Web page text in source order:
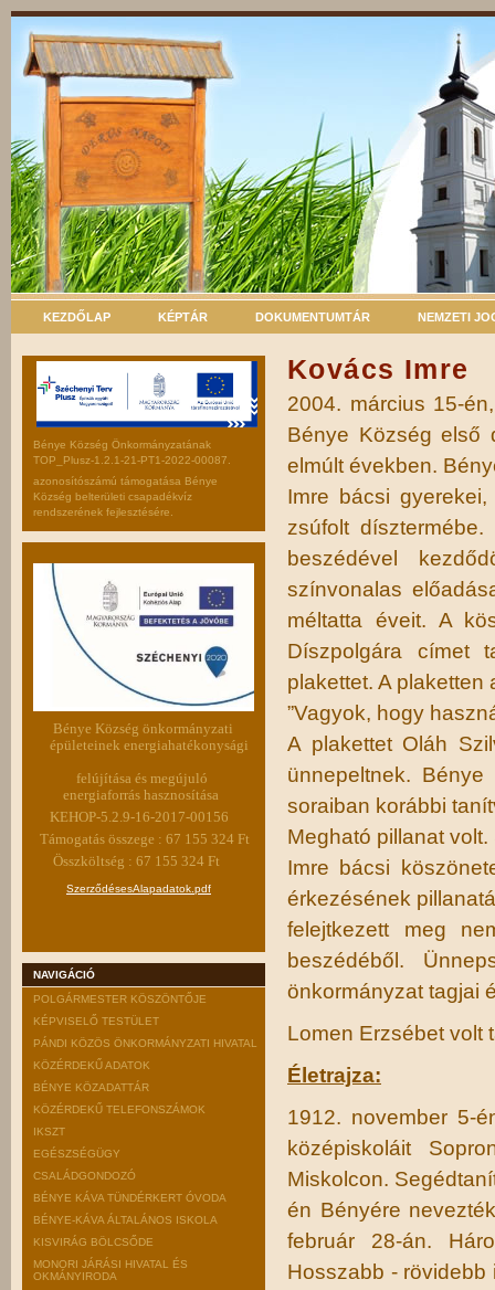
KEZDŐLAP KÉPTÁR DOKUMENTUMTÁR NEMZETI
Bénye Község Önkormányzatának
TOP_Plusz-1.2.1-21-PT1-2022-00087.
azonosítószámú támogatása Bénye
Község belterületi csapadékvíz
rendszerének fejlesztésére.
Bénye Község önkormányzati
épületeinek energiahatékonysági
felújítása és megújuló
energiaforrás hasznosítása
KEHOP-5.2.9-16-2017-00156
Támogatás összege : 67 155 324 Ft
Összköltség : 67 155 324 Ft
SzerződésesAlapadatok.pdf
NAVIGÁCIÓ
POLGÁRMESTER KÖSZÖNTŐJE
KÉPVISELŐ TESTÜLET
PÁNDI KÖZÖS ÖNKORMÁNYZATI HIVATAL
KÖZÉRDEKŰ ADATOK
BÉNYE KÖZADATTÁR
KÖZÉRDEKŰ TELEFONSZÁMOK
IKSZT
EGÉSZSÉGÜGY
CSALÁDGONDOZÓ
BÉNYE KÁVA TÜNDÉRKERT ÓVODA
BÉNYE-KÁVA ÁLTALÁNOS ISKOLA
KISVIRÁG BÖLCSŐDE
MONORI JÁRÁSI HIVATAL ÉS
OKMÁNYIRODA
Kovács Imre
2004. március 15-
Bénye Község első
elmúlt években.
Imre bácsi
zsúfolt
beszédével
színvonalas
méltatta éveit. A
Díszpolgára címet
plakettet. A plaketten
”Vagyok, hogy
A plakettet Oláh
ünnepeltnek.
soraiban korábbi
Megható pillanat
Imre bácsi
érkezésének
felejtkezett meg
beszédéből.
önkormányzat tagjai
Lomen Erzsébet volt
Életrajza:
1912. november 5-
középiskoláit
Miskolcon.
én Bényére
február 28-án.
Hosszabb - rövidebb